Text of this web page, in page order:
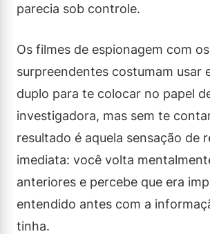
parecia sob controle.
Os filmes de espionagem com
surpreendentes costumam usar
duplo para te colocar no papel
investigadora, mas sem te
resultado é aquela sensação de
imediata: você volta
anteriores e percebe que era
entendido antes com a
tinha.